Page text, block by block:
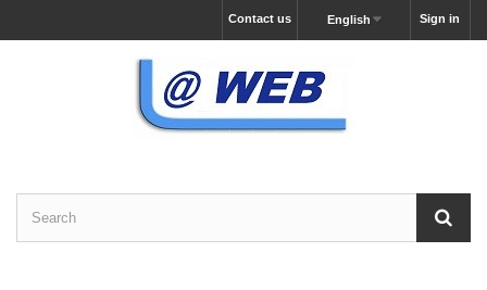
Sign in
English
Contact us